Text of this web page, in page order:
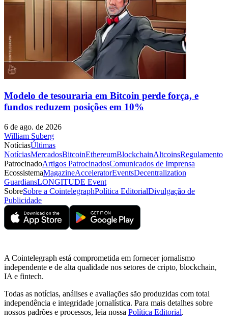
Modelo de tesouraria em Bitcoin perde força, e
fundos reduzem posições em 10%
6 de ago. de 2026
William Suberg
NotíciasÚltimas
NotíciasMercadosBitcoinEthereumBlockchainAltcoinsRegulamento
PatrocinadoArtigos PatrocinadosComunicados de Imprensa
EcossistemaMagazineAcceleratorEventsDecentralization
GuardiansLONGITUDE Event
SobreSobre a CointelegraphPolítica EditorialDivulgação de
Publicidade
A Cointelegraph está comprometida em fornecer jornalismo
independente e de alta qualidade nos setores de cripto, blockchain,
IA e fintech.
Todas as notícias, análises e avaliações são produzidas com total
independência e integridade jornalística. Para mais detalhes sobre
nossos padrões e processos, leia nossa Política Editorial.